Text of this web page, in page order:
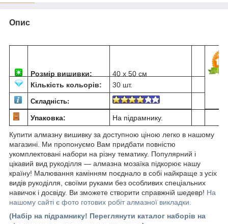
Опис
Розмір вишивки:
40 х 50 см
Кількість кольорів:
30 шт.
Складність:
Упаковка: На підрамнику.
Купити алмазну вишивку за доступною ціною легко в нашому
магазині. Ми пропонуємо Вам придбати повністю
укомплектовані набори на різну тематику. Популярний і
цікавий вид рукоділля ― алмазна мозаїка підкорює нашу
країну! Малювання камінням поєднало в собі найкраще з усіх
видів рукоділля, своїми руками без особливих спеціальних
навичок і досвіду. Ви зможете створити справжній шедевр! На
нашому сайті є фото готових робіт алмазної викладки.
(Набір на підрамнику! Переглянути каталог наборів на